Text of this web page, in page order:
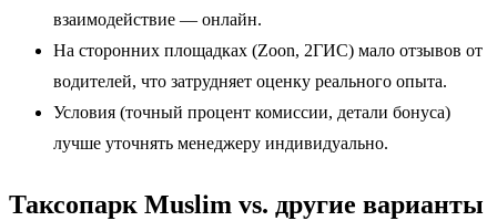
взаимодействие — онлайн.
На сторонних площадках (Zoon, 2ГИС) мало отзывов от
водителей, что затрудняет оценку реального опыта.
Условия (точный процент комиссии, детали бонуса)
лучше уточнять менеджеру индивидуально.
Таксопарк Muslim vs. другие варианты